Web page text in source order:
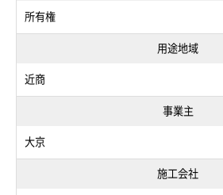
所有権
用途地域
近商
事業主
大京
施工会社